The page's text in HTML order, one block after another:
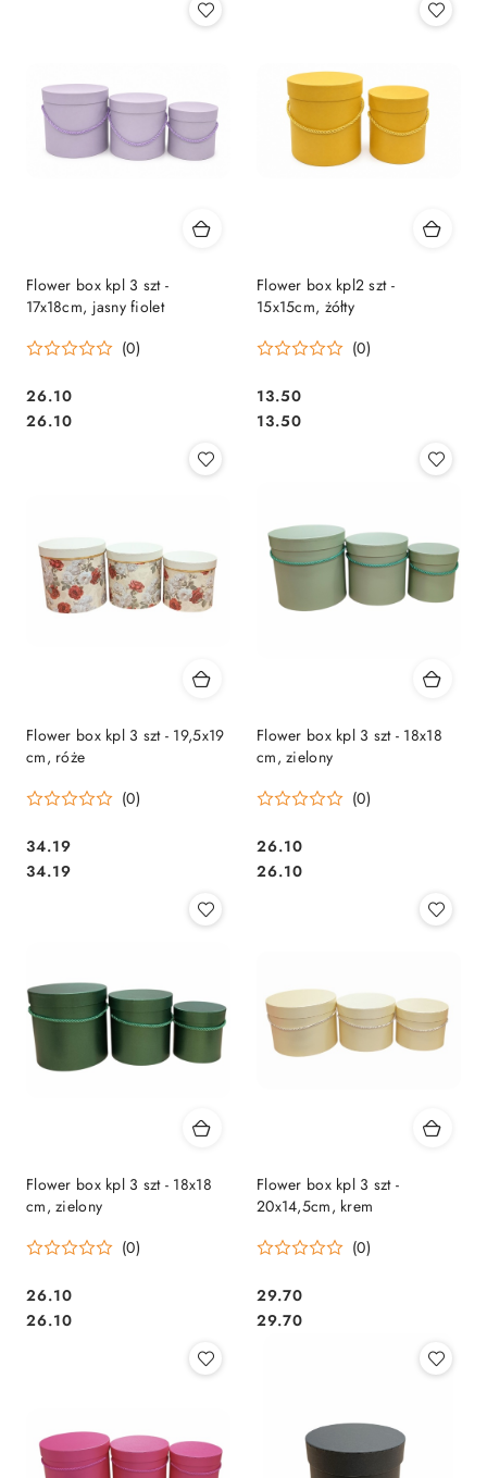
Flower box kpl 3 szt -
17x18cm, jasny fiolet
(0)
Cena:
26.10
Cena:
26.10
Flower box kpl2 szt -
15x15cm, żółty
(0)
Cena:
13.50
Cena:
13.50
Flower box kpl 3 szt - 19,5x19
cm, róże
(0)
Cena:
34.19
Cena:
34.19
Flower box kpl 3 szt - 18x18
cm, zielony
(0)
Cena:
26.10
Cena:
26.10
Flower box kpl 3 szt - 18x18
cm, zielony
(0)
Cena:
26.10
Cena:
26.10
Flower box kpl 3 szt -
20x14,5cm, krem
(0)
Cena:
29.70
Cena:
29.70